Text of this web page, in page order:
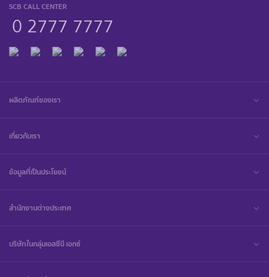
SCB CALL CENTER
0 2777 7777
ผลิตภัณฑ์ของเรา
เกี่ยวกับเรา
ข้อมูลที่เป็นประโยชน์
สำนักงานต่างประเทศ
บริษัทในกลุ่มเอสซีบี เอกซ์